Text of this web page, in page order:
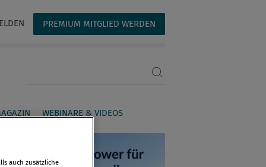
PREMIUM MITGLIED WERDEN
WEBINARE & VIDEOS
auch zusätzliche